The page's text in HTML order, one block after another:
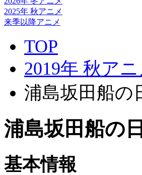
2025年 秋アニメ
来季以降アニメ
TOP
2019年 秋アニ
浦島坂田船の
浦島坂田船の
基本情報